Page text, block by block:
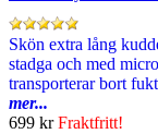
Skön extra lång
stadga och med
transporterar bort
mer...
699 krFraktfritt!